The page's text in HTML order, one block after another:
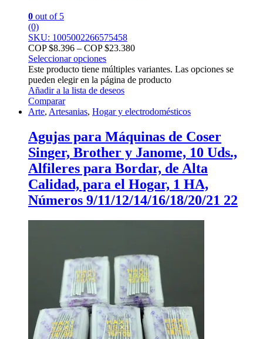
0 out of 5
(0)
SKU: 1005002266575458
COP $8.396 – COP $23.380
Seleccionar opciones
Este producto tiene múltiples variantes. Las opciones se
pueden elegir en la página de producto
Añadir a la lista de deseos
Comparar
Arte, Artesanias, Hogar y electrodomésticos
Agujas para Máquinas de Coser
Singer, Brother y Janome, 10 Uds.,
Alfileres para Bordar, de Alta
Calidad, para el Hogar, 1 HA,
Números 9/11/12/14/16/18/20/21 22